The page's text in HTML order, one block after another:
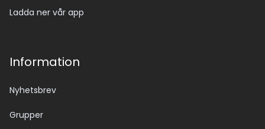
Ladda ner vår app
Information
Nyhetsbrev
Grupper